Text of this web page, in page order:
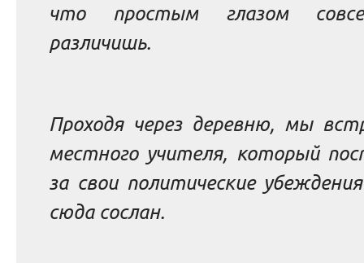
что простым глазом
различишь.
Проходя через деревню, мы
местного учителя, который
за свои политические
сюда сослан.